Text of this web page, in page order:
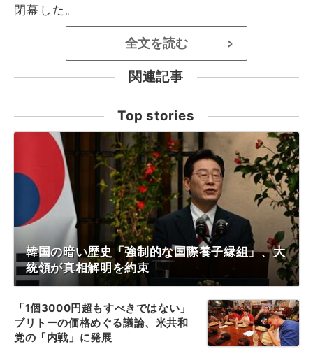
閉幕した。
全文を読む >
関連記事
Top stories
韓国の暗い歴史「強制的な国際養子縁組」、大
統領が真相解明を約束
「1個3000円超もすべきではない」
ブリトーの価格めぐる議論、米共和
党の「内戦」に発展